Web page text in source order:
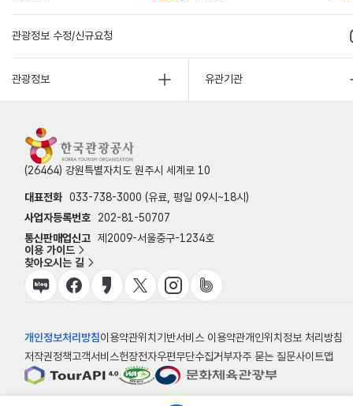
관광정보 수정/신규요청
관광정보 유관기관
(26464) 강원특별자치도 원주시 세계로 10
대표전화 033-738-3000 (유료, 평일 09시~18시)
사업자등록번호
202-81-50707
통신판매업신고 제2009-서울중구-1234호
이용 가이드
찾아오시는 길
개인정보처리방침이용약관위치기반서비스 이용약관개인위치정보 처리방침
저작권정책고객서비스헌장전자우편무단수집거부자주 묻는 질문사이트맵